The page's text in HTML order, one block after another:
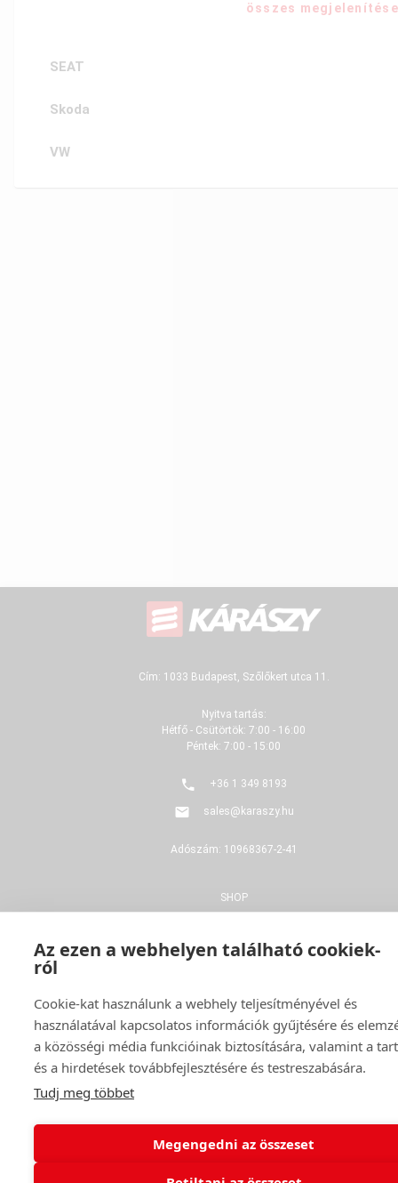
összes megjelenítése
SEAT
Skoda
VW
Cím: 1033 Budapest, Szőlőkert utca 11.
Nyitva tartás:
Hétfő - Csütörtök: 7:00 - 16:00
Péntek: 7:00 - 15:00
+36 1 349 8193
sales@karaszy.hu
Adószám: 10968367-2-41
SHOP
ADATVÉDELMI NYILATKOZAT
ÁSZF
Az ezen a webhelyen található cookiek-
ról
Cookie-kat használunk a webhely teljesítményével és
használatával kapcsolatos információk gyűjtésére és
a közösségi média funkcióinak biztosítására, valamint a
és a hirdetések továbbfejlesztésére és testreszabására.
Tudj meg többet
Megengedni az összeset